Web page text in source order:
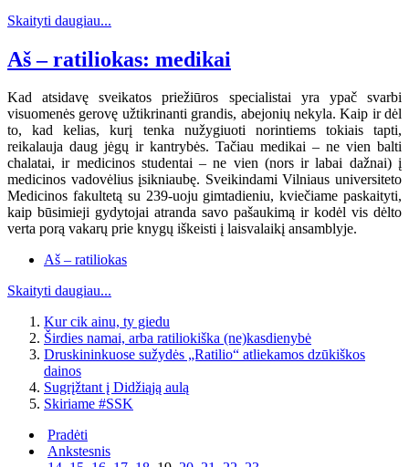
Skaityti daugiau...
Aš – ratiliokas: medikai
Kad atsidavę sveikatos priežiūros specialistai yra ypač svarbi
visuomenės gerovę užtikrinanti grandis, abejonių nekyla. Kaip ir dėl
to, kad kelias, kurį tenka nužygiuoti norintiems tokiais tapti,
reikalauja daug jėgų ir kantrybės. Tačiau medikai – ne vien balti
chalatai, ir medicinos studentai – ne vien (nors ir labai dažnai) į
medicinos vadovėlius įsikniaubę. Sveikindami Vilniaus universiteto
Medicinos fakultetą su 239-uoju gimtadieniu, kviečiame paskaityti,
kaip būsimieji gydytojai atranda savo pašaukimą ir kodėl vis dėlto
verta porą vakarų prie knygų iškeisti į laisvalaikį ansamblyje.
Aš – ratiliokas
Skaityti daugiau...
Kur cik ainu, ty giedu
Širdies namai, arba ratiliokiška (ne)kasdienybė
Druskininkuose sužydės „Ratilio“ atliekamos dzūkiškos
dainos
Sugrįžtant į Didžiąją aulą
Skiriame #SSK
Pradėti
Ankstesnis